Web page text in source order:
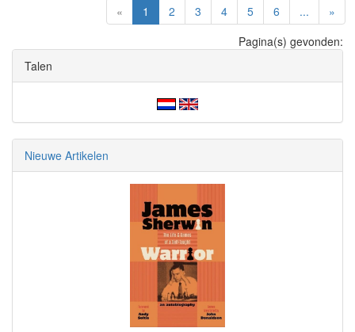
« 1 (current)
2 3 4 5 6 ...
»
Pagina(s) gevonden:
Talen
Nieuwe Artikelen